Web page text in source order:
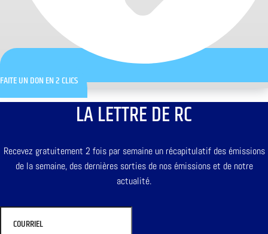
FAITE UN DON EN 2 CLICS
LA LETTRE DE RC
Recevez gratuitement 2 fois par semaine un récapitulatif des émissions
de la semaine, des dernières sorties de nos émissions et de notre
actualité.